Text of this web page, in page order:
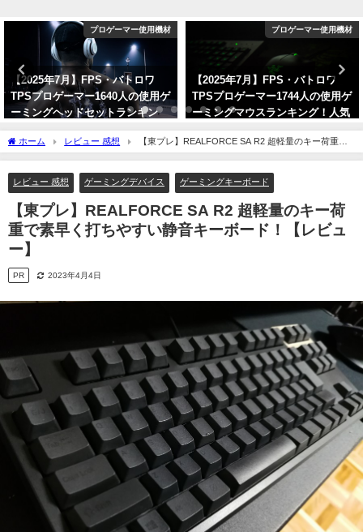
プロゲーマー使用機材
2025年7月】FPS・バトロワ
プロゲーマー1640人の使用ゲ
ミングヘッドセットランキン
！人気メーカーとモデルを紹
！
プロゲーマー使用機材
【2025年7月】FPS・バトロワ
TPSプロゲーマー1744人の使用ゲ
ーミングマウスランキング！人気
メーカーとモデルを紹介！
ホーム レビュー 感想
【東プレ】REALFORCE SA R2 超軽量のキー荷重で
素早く打ちやすい静音キーボード！【レビュー】
レビュー 感想 ゲーミングデバイス ゲーミングキーボード
【東プレ】REALFORCE SA R2 超軽量のキー荷
重で素早く打ちやすい静音キーボード！【レビュ
ー】
PR 2023年4月4日